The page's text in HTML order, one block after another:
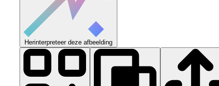
Herinterpreteer deze afbeelding